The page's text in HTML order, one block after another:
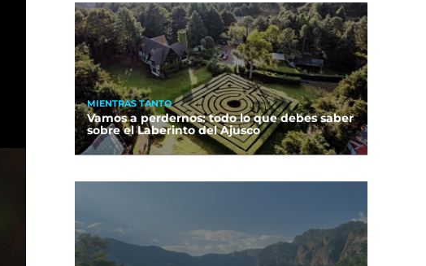
MIENTRAS TANTO
Vamos a perdernos: todo lo que debes saber
sobre el Laberinto del Ajusco